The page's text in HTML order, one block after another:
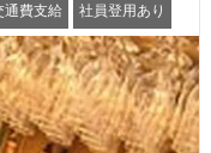
通費支給 社員登用あり